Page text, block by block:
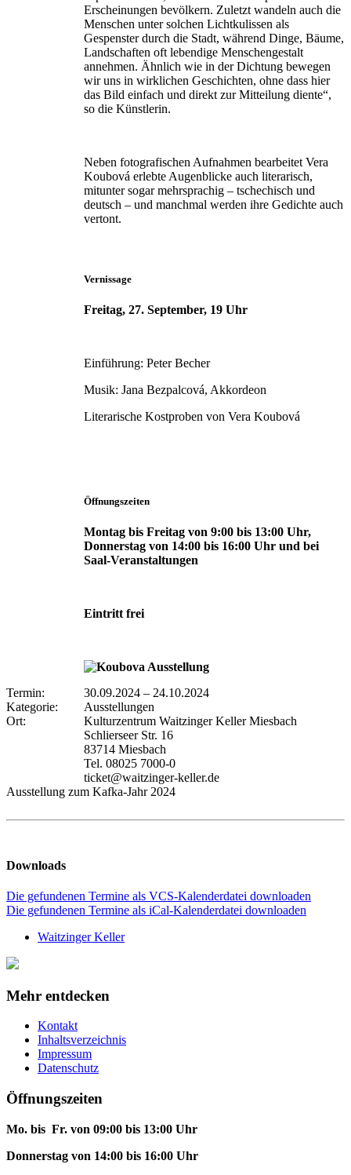
Erscheinungen bevölkern. Zuletzt wandeln auch die
Menschen unter solchen Licht­kulissen als
Gespenster durch die Stadt, während Dinge, Bäume,
Landschaften oft lebendige Menschengestalt
annehmen. Ähnlich wie in der Dichtung bewegen
wir uns in wirklichen Geschichten, ohne dass hier
das Bild einfach und direkt zur Mitteilung diente“,
so die Künstlerin.
Neben fotografischen Aufnahmen bearbeitet Vera
Koubová erlebte Augenblicke auch literarisch,
mitunter sogar mehrsprachig – tschechisch und
deutsch – und manchmal werden ihre Gedichte auch
vertont.
Vernissage
Freitag, 27. September, 19 Uhr
Einführung: Peter Becher
Musik: Jana Bezpalcová, Akkordeon
Literarische Kostproben von Vera Koubová
Öffnungszeiten
Montag bis Freitag von 9:00 bis 13:00 Uhr,
Donnerstag von 14:00 bis 16:00 Uhr und bei
Saal-Veranstaltungen
Eintritt frei
Termin: 30.09.2024 – 24.10.2024
Kategorie:
Ausstellungen
Ort:
Kulturzentrum Waitzinger Keller Miesbach
Schlierseer Str. 16
83714 Miesbach
Tel. 08025 7000-0
ticket@waitzinger-keller.de
Ausstellung zum Kafka-Jahr 2024
Downloads
Die gefundenen Termine als VCS-Kalenderdatei downloaden
Die gefundenen Termine als iCal-Kalenderdatei downloaden
Waitzinger Keller
Mehr entdecken
Kontakt
Inhaltsverzeichnis
Impressum
Datenschutz
Öffnungszeiten
Mo. bis Fr. von 09:00 bis 13:00 Uhr
Donnerstag von 14:00 bis 16:00 Uhr